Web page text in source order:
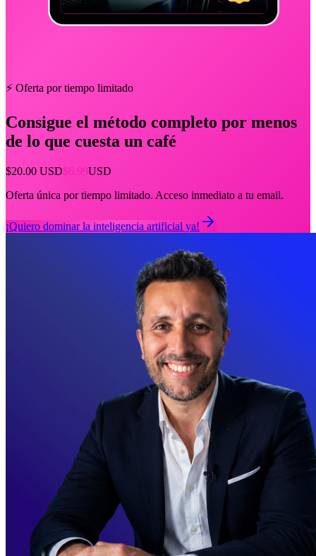
⚡ Oferta por tiempo limitado
Consigue el método completo por menos
de lo que cuesta un café
$20.00 USD$6.99USD
Oferta única por tiempo limitado. Acceso inmediato a tu email.
¡Quiero dominar la inteligencia artificial ya!